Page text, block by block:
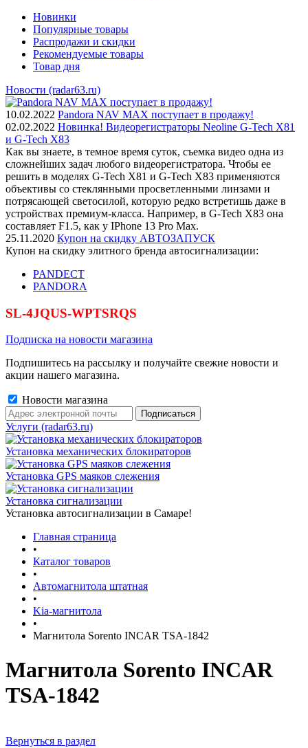
Новинки
Популярные товары
Распродажи и скидки
Рекомендуемые товары
Товар дня
Новости (radar63.ru)
10.02.2022 Pandora NAV MAX поступает в продажу!
02.02.2022 Новинка! Видеорегистраторы Neoline G-Tech X81
и G-Tech X83
Как вы знаете, в темное время суток, съемка видео одна из
сложнейших задач любого видеорегистратора. Чтобы ее
решить в моделях G-Tech X81 и G-Tech X83 применяются
объективы со стеклянными просветленными линзами и
потрясающей светосилой, которую редко встретишь даже в
устройствах премиум-класса. Например, в G-Tech X83 она
составляет F1.5, как у IPhone 13 Pro Max.
25.11.2020 Купон на скидку АВТОЗАПУСК
Купон на скидку элитного бренда автосигнализации:
PANDECT
PANDORA
SL-4JQUS-WPTSRQS
Подписка на новости магазина
Подпишитесь на рассылку и получайте свежие новости и
акции нашего магазина.
Новости магазина
Услуги (radar63.ru)
Установка механических блокираторов
Установка GPS маяков слежения
Установка сигнализации
Установка автосигнализации в Самаре!
Главная страница
•
Каталог товаров
•
Автомагнитола штатная
•
Kia-магнитола
•
Магнитола Sorento INCAR TSA-1842
Магнитола Sorento INCAR
TSA-1842
Вернуться в раздел